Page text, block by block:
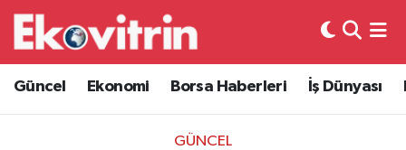
Güncel Ekonomi Borsa Haberleri İş Dünyası
GÜNCEL
Güncel
Ekonomi
Hava Durumu
Trafik Durumu